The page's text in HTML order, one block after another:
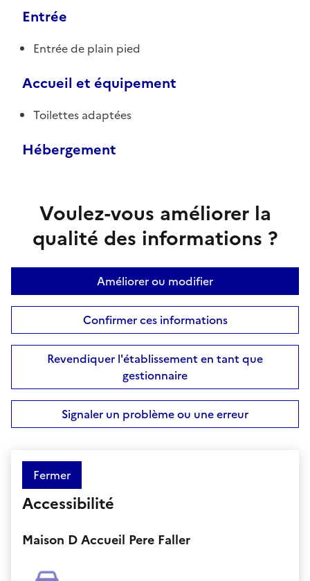
Entrée
Entrée de plain pied
Accueil et équipement
Toilettes adaptées
Hébergement
Voulez-vous améliorer la
qualité des informations ?
Améliorer ou modifier
Confirmer ces informations
Revendiquer l'établissement en tant que
gestionnaire
Signaler un problème ou une erreur
Fermer
Accessibilité
Maison D Accueil Pere Faller